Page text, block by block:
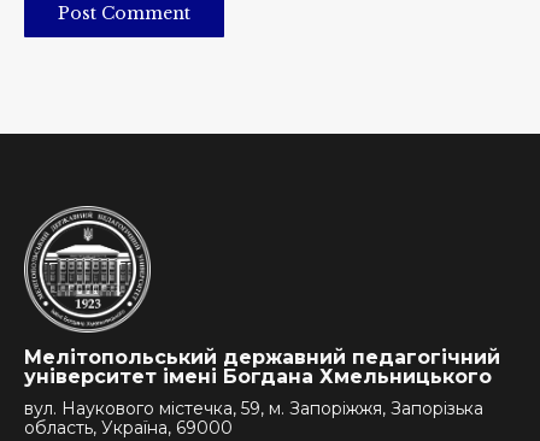
Post Comment
Мелітопольський державний педагогічний
університет імені Богдана Хмельницького
вул. Наукового містечка, 59, м. Запоріжжя, Запорізька
область, Україна, 69000